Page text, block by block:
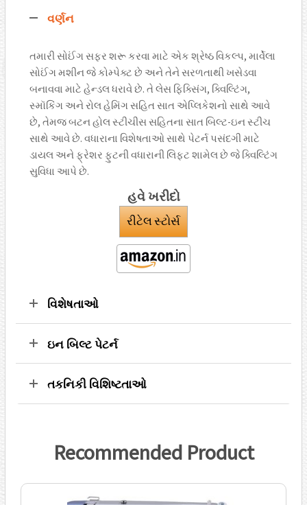
e
b
o
o
k
i
t
e
r
i
l
s
A
p
p
વર્ણન
તમારી સોઈંગ સફર શરૂ કરવા માટે એક શ્રેષ્ઠ વિકલ્પ, માર્વેલા
સોઈંગ મશીન જે કોમ્પેક્ટ છે અને તેને સરળતાથી ખસેડવા
બનાવવા માટે હેન્ડલ ધરાવે છે. તે લેસ ફિક્સિંગ, ક્વિલ્ટિંગ,
સ્મૉકિંગ અને રોલ હેમિંગ સહિત સાત એપ્લિકેશનો સાથે આવે
છે, તેમજ બટન હોલ સ્ટીચીસ સહિતના સાત બિલ્ટ-ઇન સ્ટીચ
સાથે આવે છે. વધારાના વિશેષતાઓ સાથે પેટર્ન પસંદગી માટે
ડાયલ અને ફ્રેશર ફુટની વધારાની લિફ્ટ શામેલ છે જે ક્વિલ્ટિંગ
સુવિધા આપે છે.
હવે ખરીદો
રીટેલ સ્ટોર્સ
વિશેષતાઓ
ઇન બિલ્ટ પેટર્ન
તકનિકી વિશિષ્ટતાઓ
Recommended Product